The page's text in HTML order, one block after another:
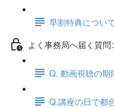
早割特典につい
よく事務局へ届く質問
Q. 動画視聴の期
Q.講座の日で都